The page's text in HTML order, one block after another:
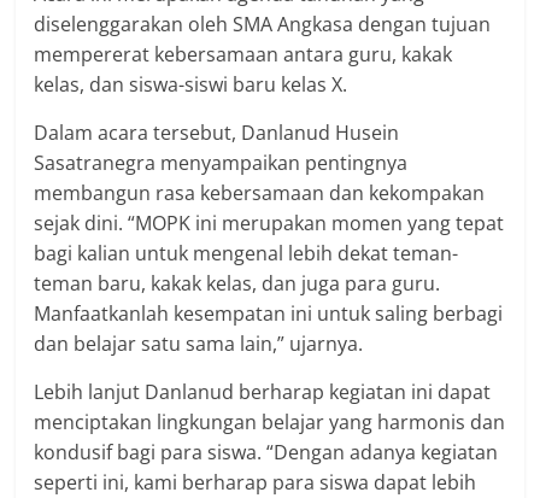
diselenggarakan oleh SMA Angkasa dengan tujuan
mempererat kebersamaan antara guru, kakak
kelas, dan siswa-siswi baru kelas X.
Dalam acara tersebut, Danlanud Husein
Sasatranegra menyampaikan pentingnya
membangun rasa kebersamaan dan kekompakan
sejak dini. “MOPK ini merupakan momen yang tepat
bagi kalian untuk mengenal lebih dekat teman-
teman baru, kakak kelas, dan juga para guru.
Manfaatkanlah kesempatan ini untuk saling berbagi
dan belajar satu sama lain,” ujarnya.
Lebih lanjut Danlanud berharap kegiatan ini dapat
menciptakan lingkungan belajar yang harmonis dan
kondusif bagi para siswa. “Dengan adanya kegiatan
seperti ini, kami berharap para siswa dapat lebih